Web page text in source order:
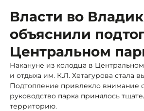
Власти во
объяснили
Центральном
Накануне из колодца в
и отдыха им. К.Л. Хетагурова стала
Подтопление привлекло внимание
руководство парка принялось
территорию.